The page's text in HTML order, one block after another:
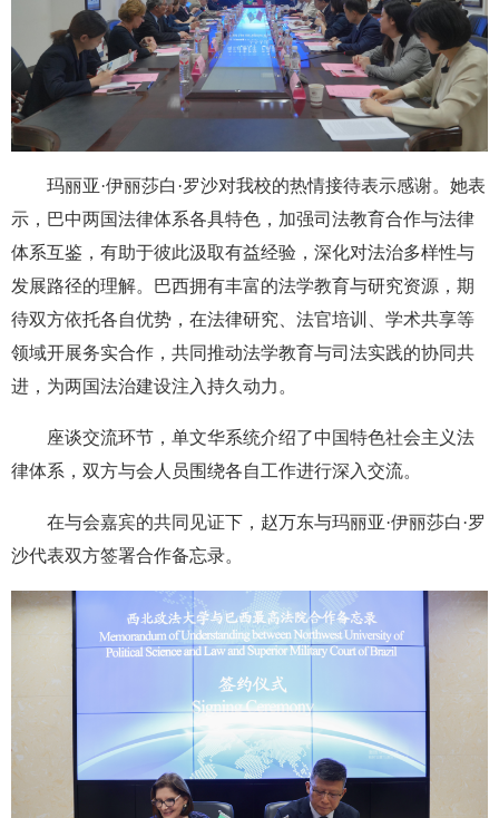
玛丽亚·伊丽莎白·罗沙对我校的热情接待表示感谢。她表
示，巴中两国法律体系各具特色，加强司法教育合作与法律
体系互鉴，有助于彼此汲取有益经验，深化对法治多样性与
发展路径的理解。巴西拥有丰富的法学教育与研究资源，期
待双方依托各自优势，在法律研究、法官培训、学术共享等
领域开展务实合作，共同推动法学教育与司法实践的协同共
进，为两国法治建设注入持久动力。
座谈交流环节，单文华系统介绍了中国特色社会主义法
律体系，双方与会人员围绕各自工作进行深入交流。
在与会嘉宾的共同见证下，赵万东与玛丽亚·伊丽莎白·罗
沙代表双方签署合作备忘录。